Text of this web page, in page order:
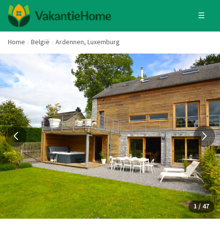
☰
Home België Ardennen, Luxemburg
1 / 47